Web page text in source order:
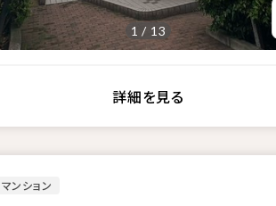
1 / 13
詳細を見る
ンション